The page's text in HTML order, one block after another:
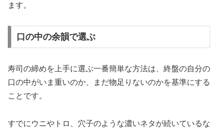
ます。
口の中の余韻で選ぶ
寿司の締めを上手に選ぶ一番簡単な方法は、終盤の自分の
口の中がいま重いのか、まだ物足りないのかを基準にする
ことです。
すでにウニやトロ、穴子のような濃いネタが続いているな